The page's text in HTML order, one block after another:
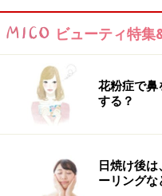
ビューティ特集
花粉症で鼻
する？
日焼け後
ーリングな